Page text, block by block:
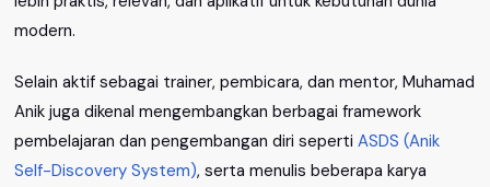
modern.
Selain aktif sebagai trainer, pembicara, dan mentor, Muhamad
Anik juga dikenal mengembangkan berbagai framework
pembelajaran dan pengembangan diri sepertiASDS (Anik
Self-Discovery System), serta menulis beberapa karya